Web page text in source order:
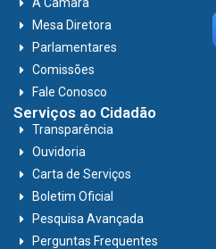
Mesa Diretora
Parlamentares
Comissões
Fale Conosco
Serviços ao Cidadão
Transparência
Ouvidoria
Carta de Serviços
Boletim Oficial
Pesquisa Avançada
Perguntas Frequentes